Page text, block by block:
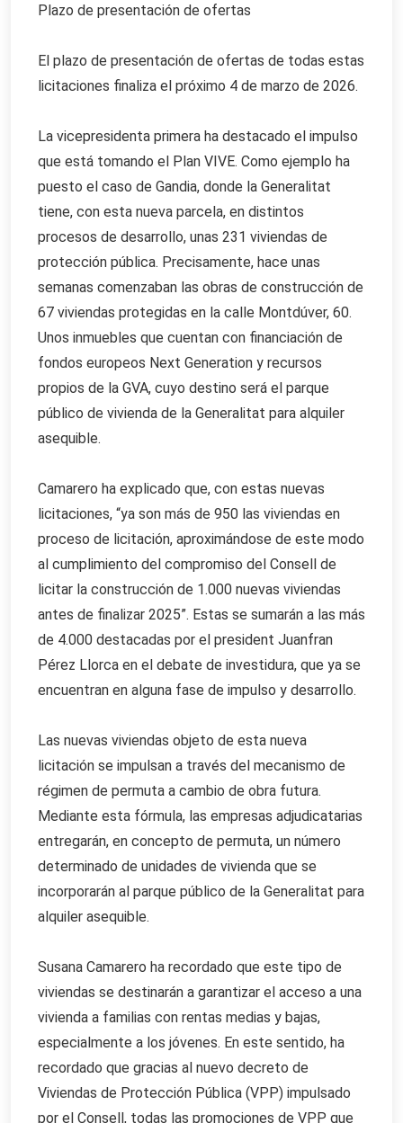
Plazo de presentación de ofertas
El plazo de presentación de ofertas de todas estas
licitaciones finaliza el próximo 4 de marzo de 2026.
La vicepresidenta primera ha destacado el impulso
que está tomando el Plan VIVE. Como ejemplo ha
puesto el caso de Gandia, donde la Generalitat
tiene, con esta nueva parcela, en distintos
procesos de desarrollo, unas 231 viviendas de
protección pública. Precisamente, hace unas
semanas comenzaban las obras de construcción de
67 viviendas protegidas en la calle Montdúver, 60.
Unos inmuebles que cuentan con financiación de
fondos europeos Next Generation y recursos
propios de la GVA, cuyo destino será el parque
público de vivienda de la Generalitat para alquiler
asequible.
Camarero ha explicado que, con estas nuevas
licitaciones, “ya son más de 950 las viviendas en
proceso de licitación, aproximándose de este modo
al cumplimiento del compromiso del Consell de
licitar la construcción de 1.000 nuevas viviendas
antes de finalizar 2025”. Estas se sumarán a las más
de 4.000 destacadas por el president Juanfran
Pérez Llorca en el debate de investidura, que ya se
encuentran en alguna fase de impulso y desarrollo.
Las nuevas viviendas objeto de esta nueva
licitación se impulsan a través del mecanismo de
régimen de permuta a cambio de obra futura.
Mediante esta fórmula, las empresas adjudicatarias
entregarán, en concepto de permuta, un número
determinado de unidades de vivienda que se
incorporarán al parque público de la Generalitat para
alquiler asequible.
Susana Camarero ha recordado que este tipo de
viviendas se destinarán a garantizar el acceso a una
vivienda a familias con rentas medias y bajas,
especialmente a los jóvenes. En este sentido, ha
recordado que gracias al nuevo decreto de
Viviendas de Protección Pública (VPP) impulsado
por el Consell, todas las promociones de VPP que